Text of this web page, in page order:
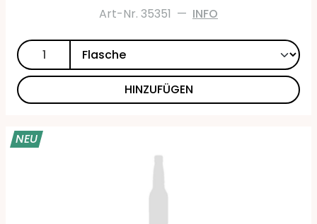
Art-Nr. 35351 — INFO
HINZUFÜGEN
NEU